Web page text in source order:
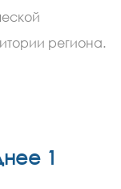
региона.
1